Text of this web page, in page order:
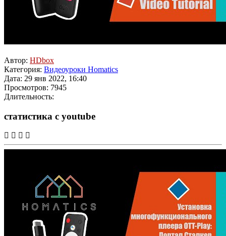
Автор: HDbox
Категория: Видеоуроки Homatics
Дата: 29 янв 2022, 16:40
Просмотров: 7945
Длительность:
статистика с youtube